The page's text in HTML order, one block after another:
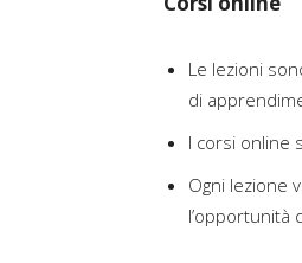
Le lezioni
di
I corsi online
Ogni lezione
l’opportunità